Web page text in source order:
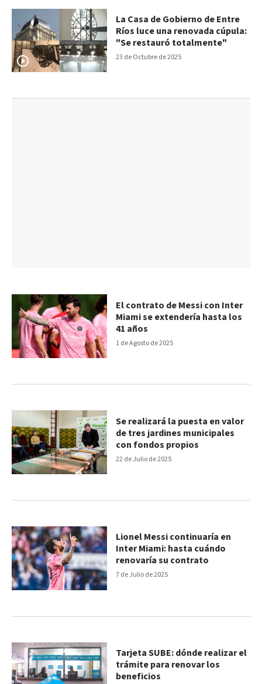
23 de Octubre de 2025
La Casa de Gobierno de Entre
Ríos luce una renovada cúpula:
"Se restauró totalmente"
1 de Agosto de 2025
El contrato de Messi con Inter
Miami se extendería hasta los
41 años
22 de Julio de 2025
Se realizará la puesta en valor
de tres jardines municipales
con fondos propios
7 de Julio de 2025
Lionel Messi continuaría en
Inter Miami: hasta cuándo
renovaría su contrato
Tarjeta SUBE: dónde realizar el
trámite para renovar los
beneficios